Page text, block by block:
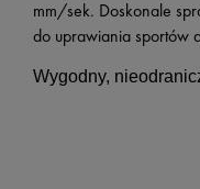
mm/sek. Doskonale
do uprawiania sportów
Wygodny,